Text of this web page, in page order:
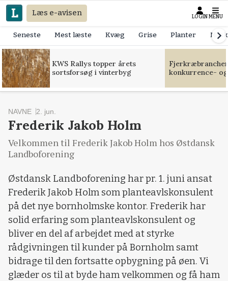
Læs e-avisen LOGIN MENU
Seneste Mest læste Kvæg Grise Planter
KWS Rallys topper årets
sortsforsøg i vinterbyg
konkurrence-
NAVNE 2. jun.
Frederik Jakob Holm
Velkommen til Frederik Jakob Holm hos Østdansk
Landboforening
Østdansk Landboforening har pr. 1. juni ansat
Frederik Jakob Holm som planteavlskonsulent
på det nye bornholmske kontor. Frederik har
solid erfaring som planteavlskonsulent og
bliver en del af arbejdet med at styrke
rådgivningen til kunder på Bornholm samt
bidrage til den fortsatte opbygning på øen. Vi
glæder os til at byde ham velkommen og få ham